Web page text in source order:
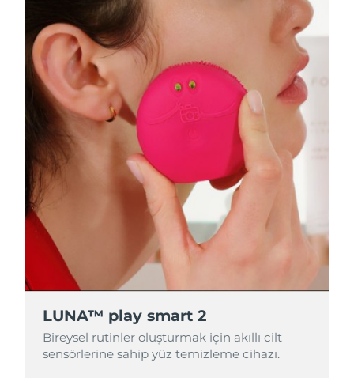
LUNA™ play smart 2
Bireysel rutinler oluşturmak için akıllı cilt
sensörlerine sahip yüz temizleme cihazı.